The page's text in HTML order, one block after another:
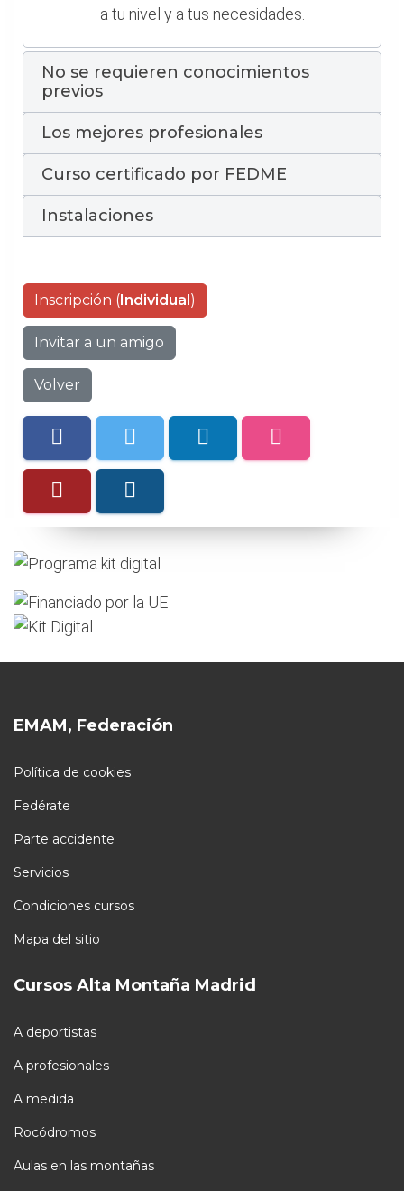
a tu nivel y a tus necesidades.
No se requieren conocimientos
previos
Los mejores profesionales
Curso certificado por FEDME
Instalaciones
Inscripción (Individual)
Invitar a un amigo
Volver
EMAM, Federación
Política de cookies
Fedérate
Parte accidente
Servicios
Condiciones cursos
Mapa del sitio
Cursos Alta Montaña Madrid
A deportistas
A profesionales
A medida
Rocódromos
Aulas en las montañas